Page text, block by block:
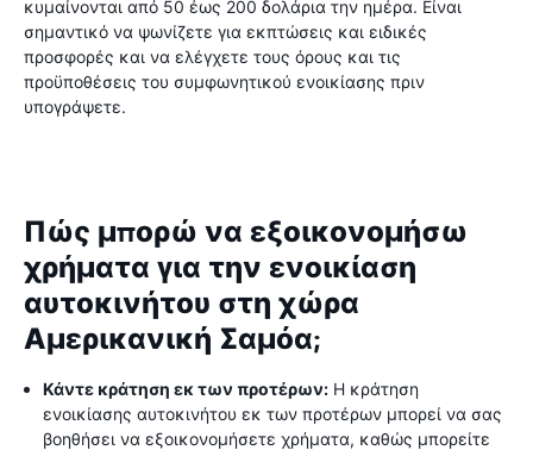
κυμαίνονται από 50 έως 200 δολάρια την ημέρα. Είναι
σημαντικό να ψωνίζετε για εκπτώσεις και ειδικές
προσφορές και να ελέγχετε τους όρους και τις
προϋποθέσεις του συμφωνητικού ενοικίασης πριν
υπογράψετε.
Πώς μπορώ να εξοικονομήσω
χρήματα για την ενοικίαση
αυτοκινήτου στη χώρα
Αμερικανική Σαμόα;
Κάντε κράτηση εκ των προτέρων: Η κράτηση
ενοικίασης αυτοκινήτου εκ των προτέρων μπορεί να σας
βοηθήσει να εξοικονομήσετε χρήματα, καθώς μπορείτε